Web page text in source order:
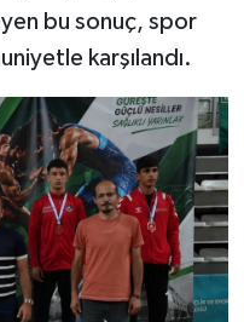
bu sonuç, spor
karşılandı.